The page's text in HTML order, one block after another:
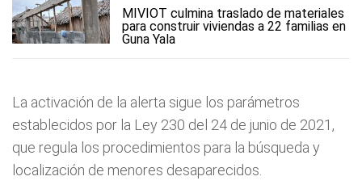
MIVIOT culmina traslado de materiales
para construir viviendas a 22 familias en
Guna Yala
La activación de la alerta sigue los parámetros
establecidos por la Ley 230 del 24 de junio de 2021,
que regula los procedimientos para la búsqueda y
localización de menores desaparecidos.